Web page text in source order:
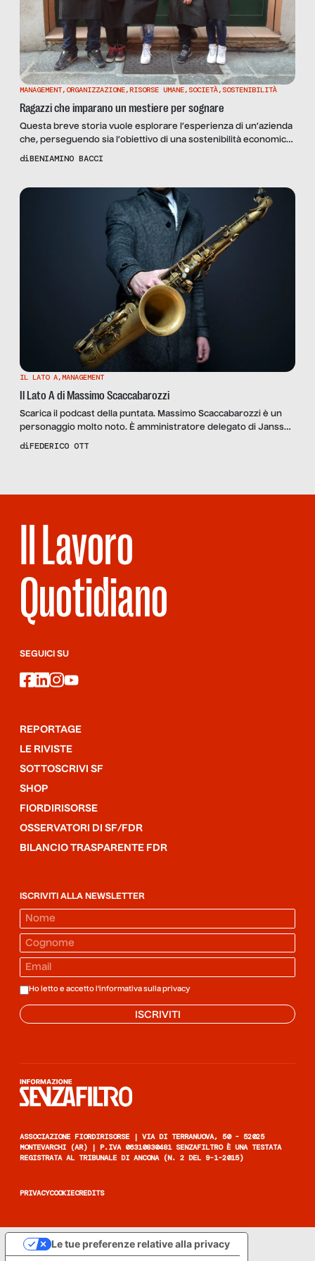
MANAGEMENT,ORGANIZZAZIONE,RISORSE UMANE, SOCIETÀ, SOSTENIBILITÀ
Ragazzi che imparano un mestiere per sognare
Questa breve storia vuole esplorare l’esperienza di un’azienda
che, perseguendo sia l’obiettivo di una sostenibilità economica,
sia uno scopo di utilità sociale, si è trovata a gestire un gruppo
che partono da “piattaforme diverse”: italiani e […]
diBENIAMINO BACCI
IL LATO A,MANAGEMENT
Il Lato A di Massimo Scaccabarozzi
Scarica il podcast della puntata. Massimo Scaccabarozzi è un
personaggio molto noto. È amministratore delegato di Janssen
Italia e Presidente di Farmindustria ma soprattutto, per quello
[…]
diFEDERICO OTT
Il Lavoro
Quotidiano
SEGUICI SU
facebook
linkedin
instagram
youtube
REPORTAGE
LE RIVISTE
SOTTOSCRIVI SF
SHOP
FIORDIRISORSE
OSSERVATORI DI SF/FDR
BILANCIO TRASPARENTE FDR
ISCRIVITI ALLA NEWSLETTER
Ho letto e accetto l'informativa sulla privacy
ISCRIVITI
ASSOCIAZIONE FIORDIRISORSE | VIA DI TERRANUOVA, 50 - 52025
MONTEVARCHI (AR) | P.IVA 06310830481 SENZAFILTRO È UNA TESTATA
REGISTRATA AL TRIBUNALE DI ANCONA (N. 2 DEL 9-1-2015)
PRIVACYCOOKIECREDITS
Le tue preferenze relative alla privacy